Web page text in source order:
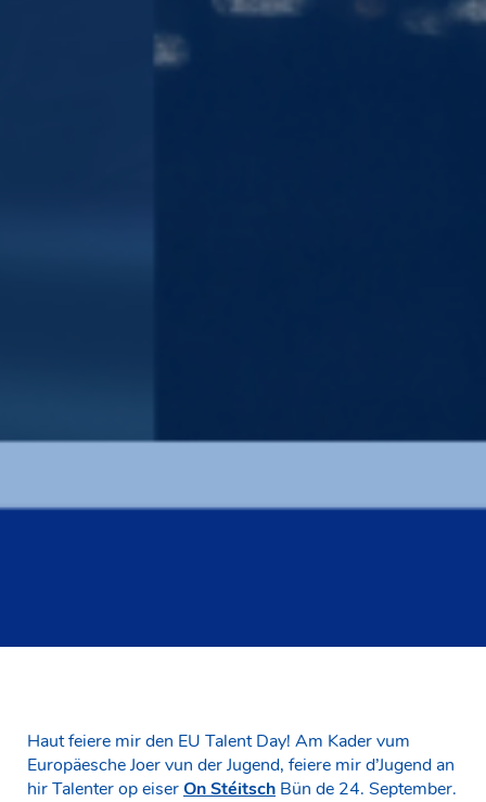
Haut feiere mir den EU Talent Day! Am Kader vum
Europäesche Joer vun der Jugend, feiere mir d’Jugend an
hir Talenter op eiserOn Stéitsch Bün de 24. September.